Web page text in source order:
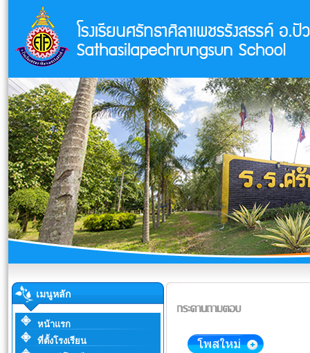
เมนูหลัก
หน้าแรก
ที่ตั้งโรงเรียน